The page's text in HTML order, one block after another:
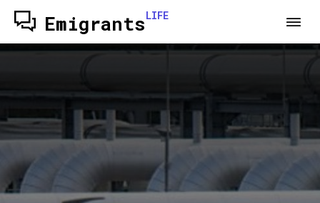
EmigrantsLIFE